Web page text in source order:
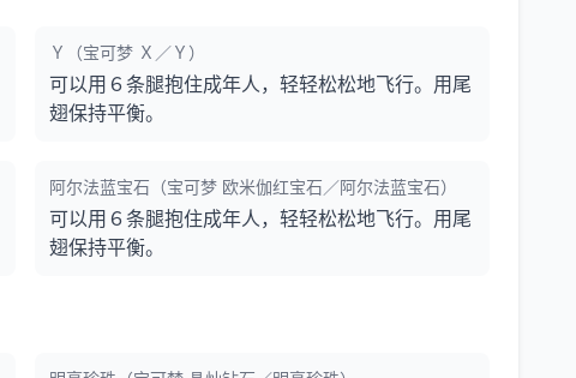
Ｙ（宝可梦 Ｘ／Ｙ）
可以用６条腿抱住成年人，轻轻松松地飞行。用尾
翅保持平衡。
阿尔法蓝宝石（宝可梦 欧米伽红宝石／阿尔法蓝宝石）
可以用６条腿抱住成年人，轻轻松松地飞行。用尾
翅保持平衡。